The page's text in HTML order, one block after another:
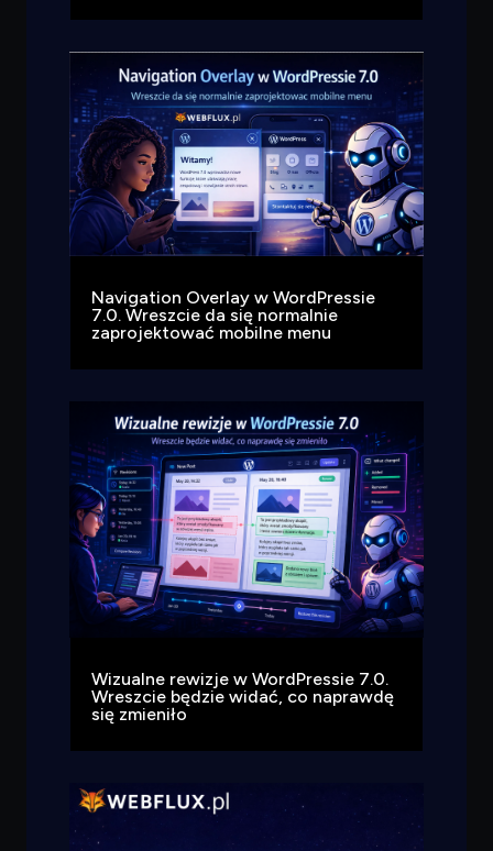
Navigation Overlay w WordPressie
7.0. Wreszcie da się normalnie
zaprojektować mobilne menu
Wizualne rewizje w WordPressie 7.0.
Wreszcie będzie widać, co naprawdę
się zmieniło
Czegoszukasz?
Powiedz czym się zajmujesz — pokażę co warto
przeczytać.